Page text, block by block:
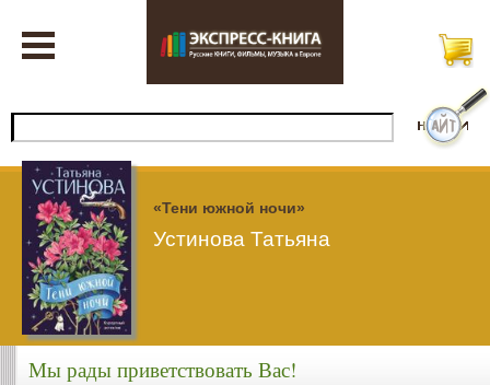
«Тени южной ночи»
Устинова Татьяна
Мы рады приветствовать Вас!